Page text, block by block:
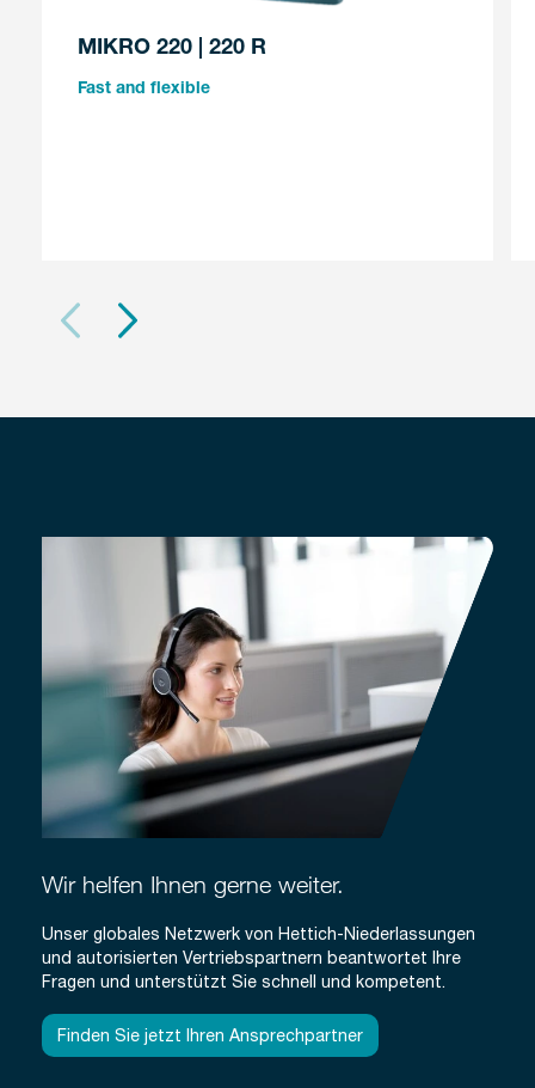
MIKRO 220 | 220 R
Fast and flexible
Wir helfen Ihnen gerne weiter.
Unser globales Netzwerk von Hettich-Niederlassungen
und autorisierten Vertriebspartnern beantwortet Ihre
Fragen und unterstützt Sie schnell und kompetent.
Finden Sie jetzt Ihren Ansprechpartner